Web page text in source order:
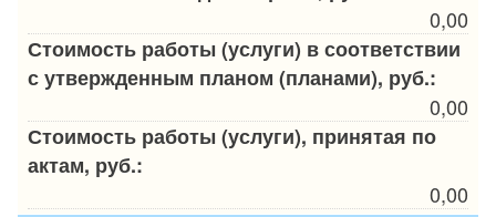
0,00
Стоимость работы (услуги) в соответствии
с утвержденным планом (планами), руб.:
0,00
Стоимость работы (услуги), принятая по
актам, руб.:
0,00